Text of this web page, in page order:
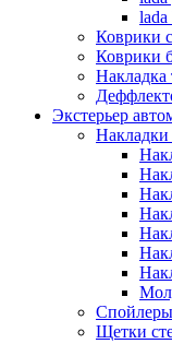
lada
Коврики
Коврики
Накладка
Экстерьер
Спойлеры
Щетки